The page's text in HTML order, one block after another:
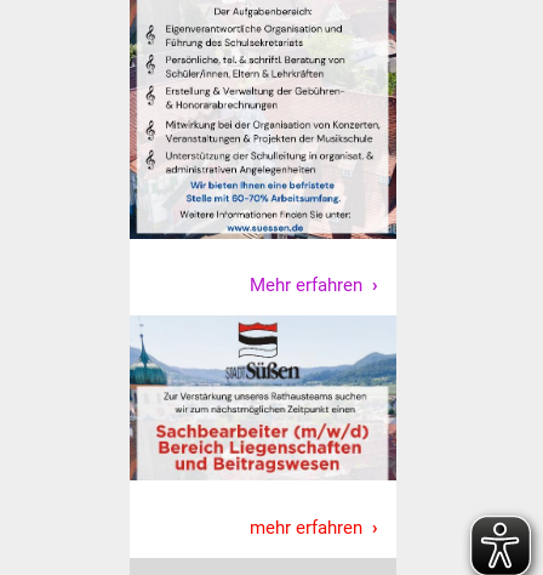
Stadtarchiv
Zehntscheuer
Bürgerhaus
Kulturhalle
Vereine und Parteien
Selbsteintrag Vereine
Beirat Süßener Vereine
Sportanlagen
Tourismus
Erlebnisregion
Mehr erfahren
mehr erfahren